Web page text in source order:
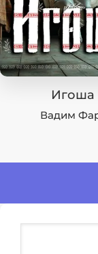
Игоша
Вадим